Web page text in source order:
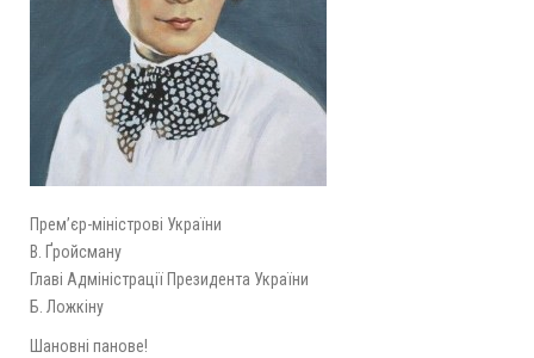
Прем’єр-міністрові України
В. Ґройсману
Главі Адміністрації Президента України
Б. Ложкіну
Шановні панове!